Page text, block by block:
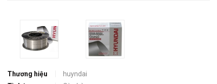
Thương hiệu
huyndai